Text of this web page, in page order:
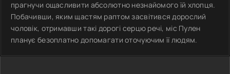
прагнучи ощасливити абсолютно незнайомого їй хлопця.
Побачивши, яким щастям раптом засвітився дорослий
чоловік, отримавши такі дорогі серцю речі, міс Пулен
планує безоплатно допомагати оточуючим її людям.